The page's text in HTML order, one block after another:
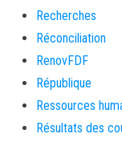
Recherches
Réconciliation
RenovFDF
République
Ressources
Résultats des